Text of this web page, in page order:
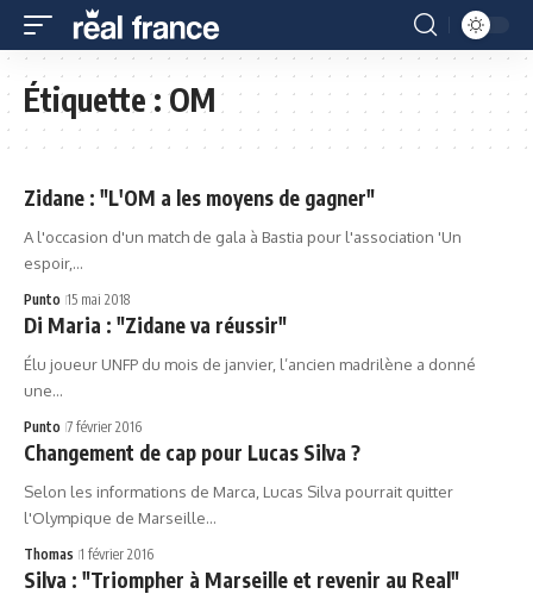
Étiquette :OM
Zidane : "L'OM a les moyens de gagner"
A l'occasion d'un match de gala à Bastia pour l'association 'Un
espoir,…
Punto 15 mai 2018
Di Maria : "Zidane va réussir"
Élu joueur UNFP du mois de janvier, l’ancien madrilène a donné
une…
Punto 7 février 2016
Changement de cap pour Lucas Silva ?
Selon les informations de Marca, Lucas Silva pourrait quitter
l'Olympique de Marseille…
Thomas 1 février 2016
Silva : "Triompher à Marseille et revenir au Real"